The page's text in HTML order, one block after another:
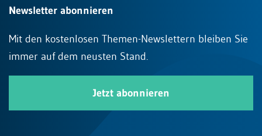
Newsletter abonnieren
Mit den kostenlosen Themen-Newslettern bleiben Sie
immer auf dem neusten Stand.
Jetzt abonnieren